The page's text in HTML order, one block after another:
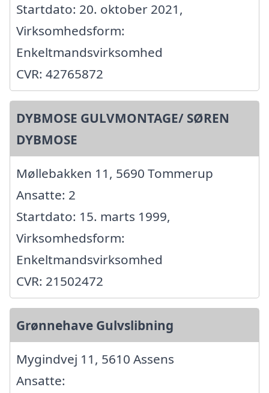
Startdato: 20. oktober 2021,
Virksomhedsform:
Enkeltmandsvirksomhed
CVR: 42765872
DYBMOSE GULVMONTAGE/ SØREN
DYBMOSE
Møllebakken 11, 5690 Tommerup
Ansatte: 2
Startdato: 15. marts 1999,
Virksomhedsform:
Enkeltmandsvirksomhed
CVR: 21502472
Grønnehave Gulvslibning
Mygindvej 11, 5610 Assens
Ansatte: